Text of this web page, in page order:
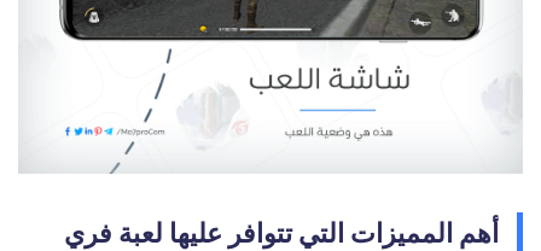
أهم المميزات التي تتوافر عليها لعبة فري